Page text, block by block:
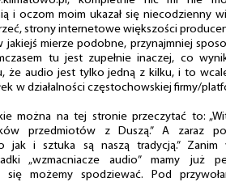
i oczom moim ukazał się niecodzienny
strony internetowe większości
jakiejś mierze podobne, przynajmniej
tu jest zupełnie inaczej, co
że audio jest tylko jedną z kilku, i to
w działalności częstochowskiej firmy/
można na tej stronie przeczytać to:
przedmiotów z Duszą.” A zaraz
jak i sztuka są naszą tradycją.” Zanim
„wzmacniacze audio” mamy już
się możemy spodziewać. Pod